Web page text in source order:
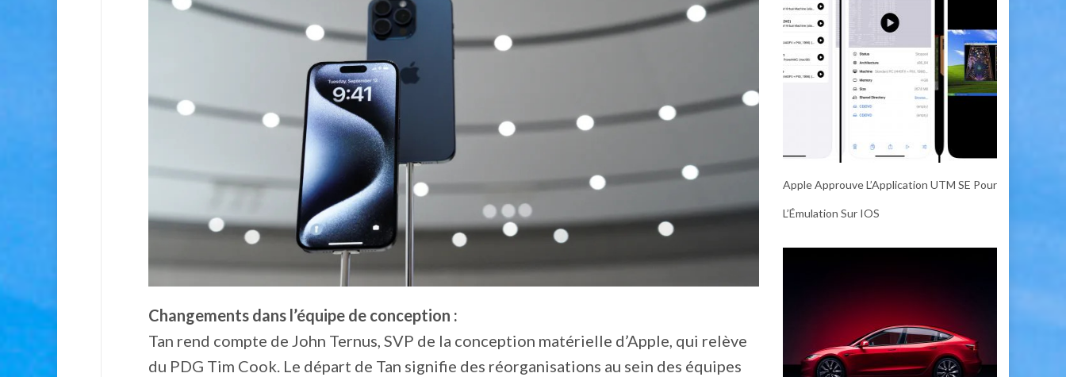
Changements dans l’équipe de conception :
Tan rend compte de John Ternus, SVP de la conception matérielle d’Apple, qui relève
du PDG Tim Cook. Le départ de Tan signifie des réorganisations au sein des équipes
Apple Approuve L’Application UTM SE Pour
L’Émulation Sur IOS